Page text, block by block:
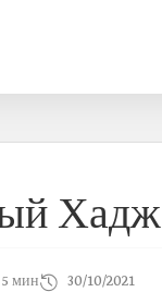
Хадж
5 мин 30/10/2021